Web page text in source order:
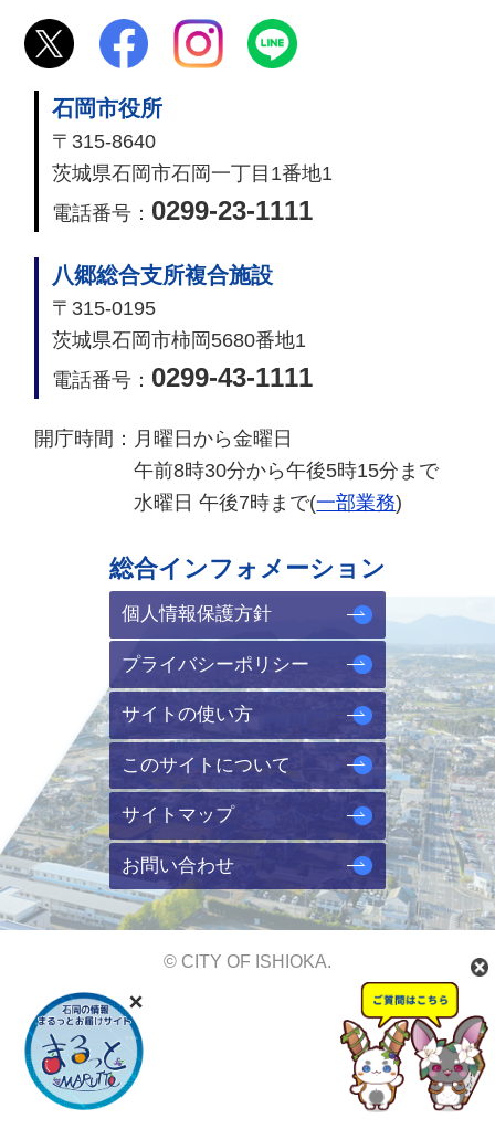
石岡市役所
〒315-8640
茨城県石岡市石岡一丁目1番地1
電話番号： 0299-23-1111
八郷総合支所複合施設
〒315-0195
茨城県石岡市柿岡5680番地1
電話番号： 0299-43-1111
開庁時間： 月曜日から金曜日
午前8時30分から午後5時15分まで
水曜日 午後7時まで(一部業務)
総合インフォメーション
個人情報保護方針
プライバシーポリシー
サイトの使い方
このサイトについて
サイトマップ
お問い合わせ
© CITY OF ISHIOKA.